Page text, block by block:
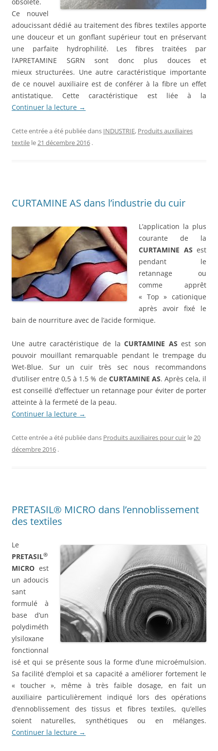
Ce nouvel
adoucissant dédié au traitement des fibres textiles apporte
une douceur et un gonflant supérieur tout en préservant
une parfaite hydrophilité. Les fibres traitées par
l’APRETAMINE SGRN sont donc plus douces et
mieux structurées. Une autre caractéristique importante
de ce nouvel auxiliaire est de conférer à la fibre un effet
antistatique. Cette caractéristique est liée à la
Continuer la lecture →
Cette entrée a été publiée dans INDUSTRIE, Produits auxiliaires
textile le21 décembre 2016 .
CURTAMINE AS dans l’industrie du cuir
L’application la plus
courante de la
CURTAMINE AS est
pendant le
retannage ou
comme apprêt
« Top » cationique
après avoir fixé le
bain de nourriture avec de l’acide formique.
Une autre caractéristique de laCURTAMINE AS est son
pouvoir mouillant remarquable pendant le trempage du
Wet-Blue. Sur un cuir très sec nous recommandons
d’utiliser entre 0,5 à 1.5 % de CURTAMINE AS. Après cela, il
est conseillé d’effectuer un retannage pour éviter de porter
atteinte à la fermeté de la peau.
Continuer la lecture →
Cette entrée a été publiée dans Produits auxiliaires pour cuir le20
décembre 2016 .
PRETASIL® MICRO dans l’ennoblissement
des textiles
Le
PRETASIL®
MICRO est
un adoucis
sant
formulé à
base d’un
polydiméth
ylsiloxane
fonctionnal
isé et qui se présente sous la forme d’une microémulsion.
Sa facilité d’emploi et sa capacité a améliorer fortement le
« toucher », même à très faible dosage, en fait un
auxiliaire particulièrement indiqué lors des opérations
d’ennoblissement des tissus et fibres textiles, qu’elles
soient naturelles, synthétiques ou en mélanges.
Continuer la lecture →